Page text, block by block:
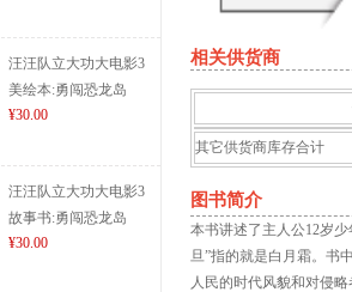
汪汪队立大功大电影3
美绘本:勇闯恐龙岛
¥30.00
汪汪队立大功大电影3
故事书:勇闯恐龙岛
¥30.00
相关供货商
其它供货商库存合计
图书简介
本书讲述了主人公12岁
旦”指的就是白月霜。书
人民的时代风貌和对侵略